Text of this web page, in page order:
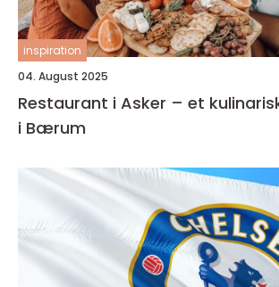
inspiration
04. August 2025
Restaurant i Asker – et
i Bærum